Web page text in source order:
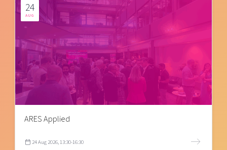
24
AUG
ARES Applied
24 Aug 2026, 13:30-16:30